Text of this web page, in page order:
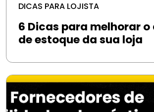
DICAS PARA LOJISTA
6 Dicas para melhorar
de estoque da sua loja